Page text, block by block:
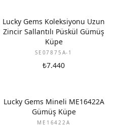
Lucky Gems Koleksiyonu Uzun
Zincir Sallantılı Püskül Gümüş
Küpe
SE07875A-1
₺7.440
Lucky Gems Mineli ME16422A
Gümüş Küpe
ME16422A